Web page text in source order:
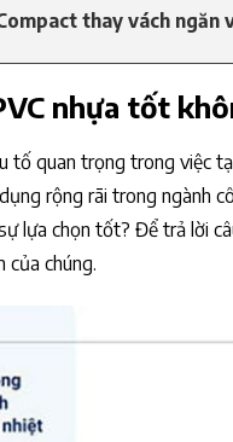
thay vách ngăn
nhựa tốt
tố quan trọng trong việc
rộng rãi trong ngành
lựa chọn tốt? Để trả lời
của chúng.